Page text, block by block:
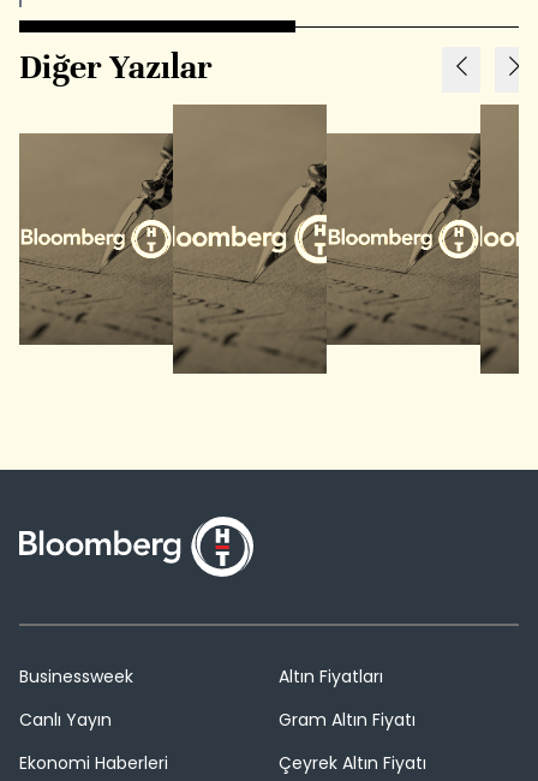
Diğer Yazılar
Businessweek
Canlı Yayın
Ekonomi Haberleri
Altın Fiyatları
Gram Altın Fiyatı
Çeyrek Altın Fiyatı